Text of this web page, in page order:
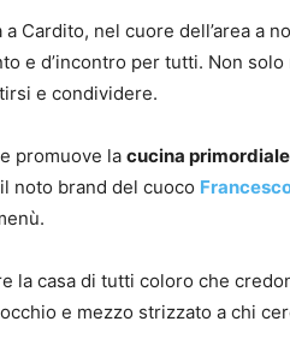
a Cardito, nel cuore dell’area a
e d’incontro per tutti. Non
e condividere.
promuove la cucina
noto brand del cuoco
la casa di tutti coloro che
e mezzo strizzato a chi